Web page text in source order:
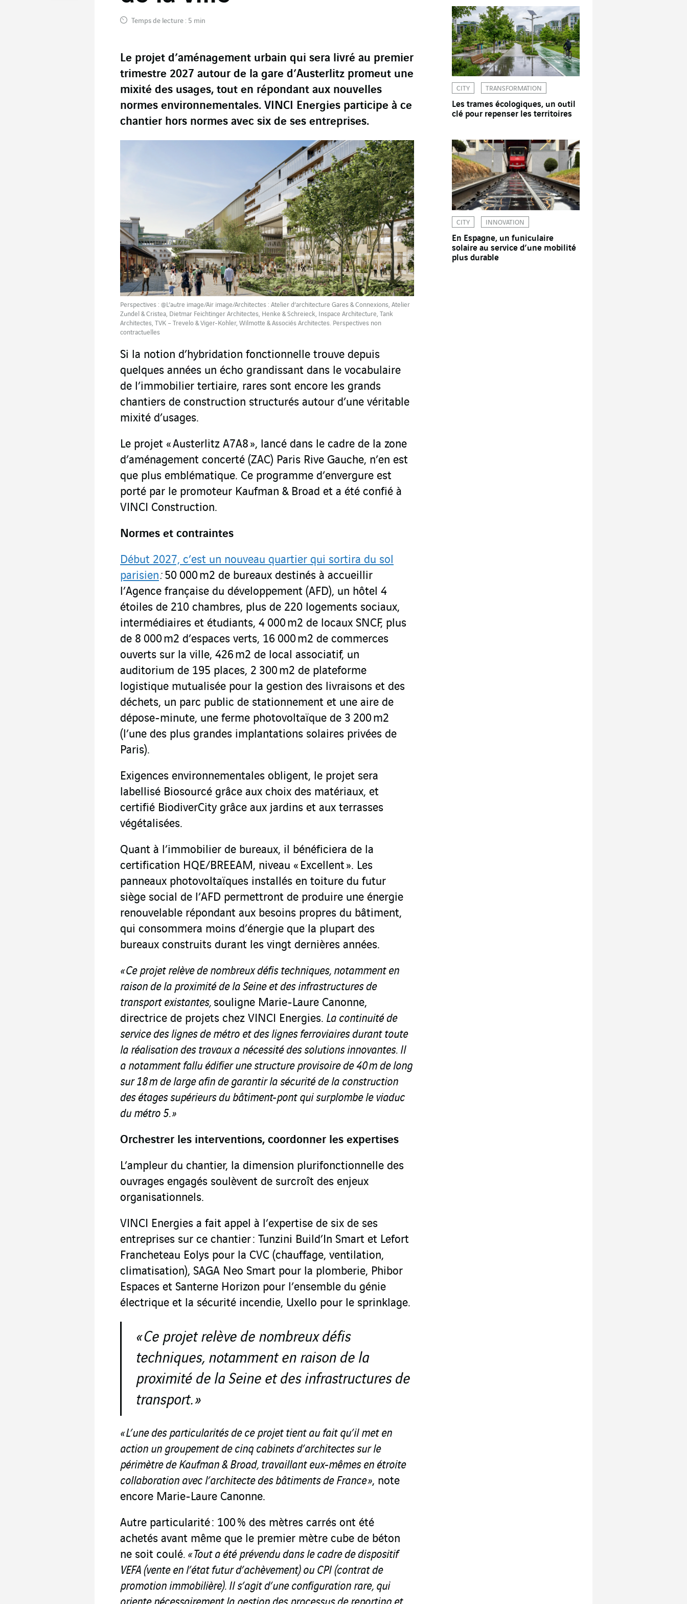
Temps de lecture : 5 min
Le projet d’aménagement urbain qui sera livré au premier
trimestre 2027 autour de la gare d’Austerlitz promeut une
mixité des usages, tout en répondant aux nouvelles
normes environnementales. VINCI Energies participe à ce
chantier hors normes avec six de ses entreprises.
Perspectives : @L’autre image/Air image/Architectes : Atelier d’architecture Gares & Connexions, Atelier
Zundel & Cristea, Dietmar Feichtinger Architectes, Henke & Schreieck, Inspace Architecture, Tank
Architectes, TVK – Trevelo & Viger-Kohler, Wilmotte & Associés Architectes. Perspectives non
contractuelles
Si la notion d’hybridation fonctionnelle trouve depuis
quelques années un écho grandissant dans le vocabulaire
de l’immobilier tertiaire, rares sont encore les grands
chantiers de construction structurés autour d’une véritable
mixité d’usages.
Le projet « Austerlitz A7A8 », lancé dans le cadre de la zone
d’aménagement concerté (ZAC) Paris Rive Gauche, n’en est
que plus emblématique. Ce programme d’envergure est
porté par le promoteur Kaufman & Broad et a été confié à
VINCI Construction.
Normes et contraintes
Début 2027, c’est un nouveau quartier qui sortira du sol
parisien: 50 000 m2 de bureaux destinés à accueillir
l’Agence française du développement (AFD), un hôtel 4
étoiles de 210 chambres, plus de 220 logements sociaux,
intermédiaires et étudiants, 4 000 m2 de locaux SNCF, plus
de 8 000 m2 d’espaces verts, 16 000 m2 de commerces
ouverts sur la ville, 426 m2 de local associatif, un
auditorium de 195 places, 2 300 m2 de plateforme
logistique mutualisée pour la gestion des livraisons et des
déchets, un parc public de stationnement et une aire de
dépose-minute, une ferme photovoltaïque de 3 200 m2
(l’une des plus grandes implantations solaires privées de
Paris).
Exigences environnementales obligent, le projet sera
labellisé Biosourcé grâce aux choix des matériaux, et
certifié BiodiverCity grâce aux jardins et aux terrasses
végétalisées.
Quant à l’immobilier de bureaux, il bénéficiera de la
certification HQE/BREEAM, niveau « Excellent ». Les
panneaux photovoltaïques installés en toiture du futur
siège social de l’AFD permettront de produire une énergie
renouvelable répondant aux besoins propres du bâtiment,
qui consommera moins d’énergie que la plupart des
bureaux construits durant les vingt dernières années.
« Ce projet relève de nombreux défis techniques, notamment en
raison de la proximité de la Seine et des infrastructures de
transport existantes, souligne Marie-Laure Canonne,
directrice de projets chez VINCI Energies. La continuité de
service des lignes de métro et des lignes ferroviaires durant toute
la réalisation des travaux a nécessité des solutions innovantes. Il
a notamment fallu édifier une structure provisoire de 40m de long
sur 18 m de large afin de garantir la sécurité de la construction
des étages supérieurs du bâtiment-pont qui surplombe le viaduc
du métro 5. »
Orchestrer les interventions, coordonner les expertises
L’ampleur du chantier, la dimension plurifonctionnelle des
ouvrages engagés soulèvent de surcroît des enjeux
organisationnels.
VINCI Energies a fait appel à l’expertise de six de ses
entreprises sur ce chantier : Tunzini Build’In Smart et Lefort
Francheteau Eolys pour la CVC (chauffage, ventilation,
climatisation), SAGA Neo Smart pour la plomberie, Phibor
Espaces et Santerne Horizon pour l’ensemble du génie
électrique et la sécurité incendie, Uxello pour le sprinklage.
« Ce projet relève de nombreux défis
techniques, notamment en raison de la
proximité de la Seine et des infrastructures de
transport. »
« L’une des particularités de ce projet tient au fait qu’il met en
action un groupement de cinq cabinets d’architectes sur le
périmètre de Kaufman & Broad, travaillant eux-mêmes en étroite
collaboration avec l’architecte des bâtiments de France », note
encore Marie-Laure Canonne.
Autre particularité : 100 % des mètres carrés ont été
achetés avant même que le premier mètre cube de béton
ne soit coulé. « Tout a été prévendu dans le cadre de dispositif
VEFA (vente en l’état futur d’achèvement) ou CPI (contrat de
promotion immobilière). Il s’agit d’une configuration rare, qui
CITY TRANSFORMATION
Les trames écologiques, un outil
clé pour repenser les territoires
CITY INNOVATION
En Espagne, un funiculaire
solaire au service d’une mobilité
plus durable